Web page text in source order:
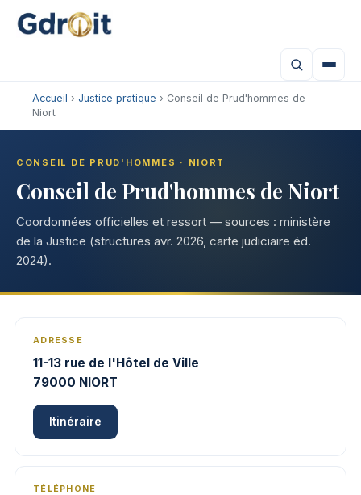
Accueil › Justice pratique › Conseil de Prud'hommes de
Niort
CONSEIL DE PRUD'HOMMES · NIORT
Conseil de Prud'hommes de Niort
Coordonnées officielles et ressort — sources : ministère
de la Justice (structures avr. 2026, carte judiciaire éd.
2024).
ADRESSE
11-13 rue de l'Hôtel de Ville
79000 NIORT
Itinéraire
TÉLÉPHONE